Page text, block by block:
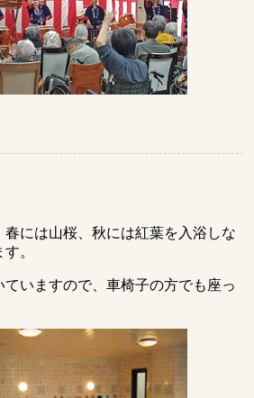
には山桜、秋には紅葉を入浴しな
。
ていますので、車椅子の方でも座っ